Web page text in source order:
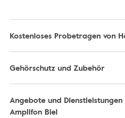
Kostenloses Probetragen von
Gehörschutz und Zubehör
Angebote und
Amplifon Biel